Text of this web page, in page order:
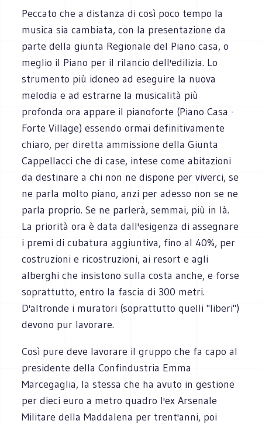
Peccato che a distanza di così poco tempo la
musica sia cambiata, con la presentazione da
parte della giunta Regionale del Piano casa, o
meglio il Piano per il rilancio dell'edilizia. Lo
strumento più idoneo ad eseguire la nuova
melodia e ad estrarne la musicalità più
profonda ora appare il pianoforte (Piano Casa -
Forte Village) essendo ormai definitivamente
chiaro, per diretta ammissione della Giunta
Cappellacci che di case, intese come abitazioni
da destinare a chi non ne dispone per viverci, se
ne parla molto piano, anzi per adesso non se ne
parla proprio. Se ne parlerà, semmai, più in là.
La priorità ora è data dall'esigenza di assegnare
i premi di cubatura aggiuntiva, fino al 40%, per
costruzioni e ricostruzioni, ai resort e agli
alberghi che insistono sulla costa anche, e forse
soprattutto, entro la fascia di 300 metri.
D'altronde i muratori (soprattutto quelli "liberi")
devono pur lavorare.
Così pure deve lavorare il gruppo che fa capo al
presidente della Confindustria Emma
Marcegaglia, la stessa che ha avuto in gestione
per dieci euro a metro quadro l'ex Arsenale
Militare della Maddalena per trent'anni, poi